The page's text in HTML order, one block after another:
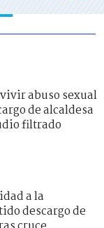
abuso sexual
de alcaldesa
filtrado
a la
descargo de